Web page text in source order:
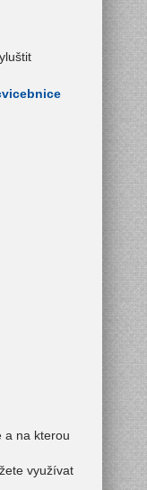
a na kterou
využívat